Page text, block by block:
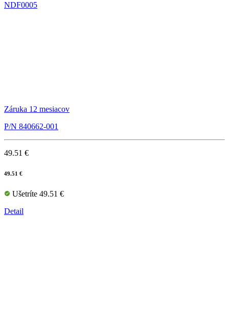
NDF0005
Záruka 12 mesiacov
P/N 840662-001
49.51 €
49.51 €
Ušetríte 49.51 €
Detail